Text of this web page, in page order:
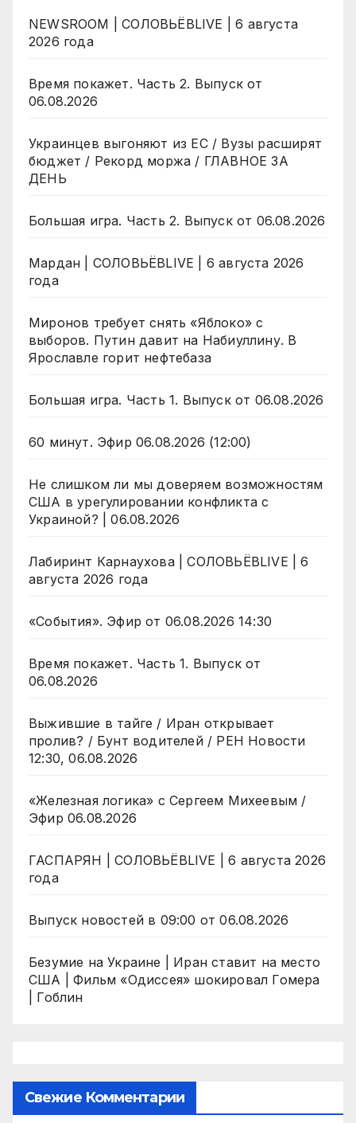
NEWSROOM | СОЛОВЬЁВLIVE | 6 августа
2026 года
Время покажет. Часть 2. Выпуск от
06.08.2026
Украинцев выгоняют из ЕС / Вузы расширят
бюджет / Рекорд моржа / ГЛАВНОЕ ЗА
ДЕНЬ
Большая игра. Часть 2. Выпуск от 06.08.2026
Мардан | СОЛОВЬЁВLIVE | 6 августа 2026
года
Миронов требует снять «Яблоко» с
выборов. Путин давит на Набиуллину. В
Ярославле горит нефтебаза
Большая игра. Часть 1. Выпуск от 06.08.2026
60 минут. Эфир 06.08.2026 (12:00)
Не слишком ли мы доверяем возможностям
США в урегулировании конфликта с
Украиной? | 06.08.2026
Лабиринт Карнаухова | СОЛОВЬЁВLIVE | 6
августа 2026 года
«События». Эфир от 06.08.2026 14:30
Время покажет. Часть 1. Выпуск от
06.08.2026
Выжившие в тайге / Иран открывает
пролив? / Бунт водителей / РЕН Новости
12:30, 06.08.2026
«Железная логика» с Сергеем Михеевым /
Эфир 06.08.2026
ГАСПАРЯН | СОЛОВЬЁВLIVE | 6 августа 2026
года
Выпуск новостей в 09:00 от 06.08.2026
Безумие на Украине | Иран ставит на место
США | Фильм «Одиссея» шокировал Гомера
| Гоблин
Свежие Комментарии